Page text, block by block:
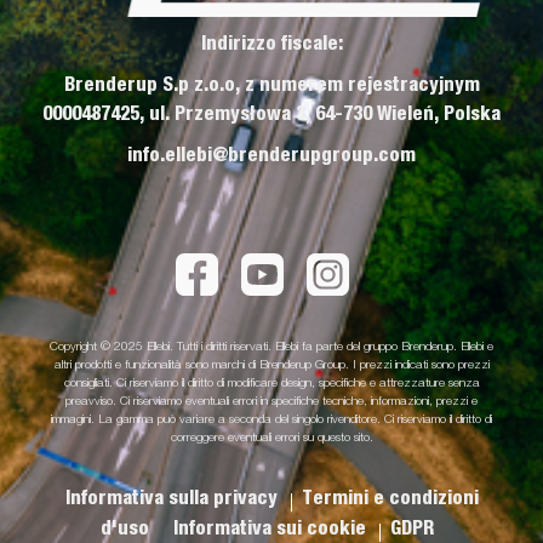
Indirizzo fiscale:
Brenderup S.p z.o.o, z numerem rejestracyjnym
0000487425, ul. Przemysłowa 3, 64-730 Wieleń, Polska
info.ellebi@brenderupgroup.com
Copyright © 2025 Ellebi. Tutti i diritti riservati. Ellebi fa parte del gruppo Brenderup. Ellebi e
altri prodotti e funzionalità sono marchi di Brenderup Group. I prezzi indicati sono prezzi
consigliati. Ci riserviamo il diritto di modificare design, specifiche e attrezzature senza
preavviso. Ci riserviamo eventuali errori in specifiche tecniche, informazioni, prezzi e
immagini. La gamma può variare a seconda del singolo rivenditore. Ci riserviamo il diritto di
correggere eventuali errori su questo sito.
Informativa sulla privacy
Termini e condizioni
d'uso
Informativa sui cookie GDPR